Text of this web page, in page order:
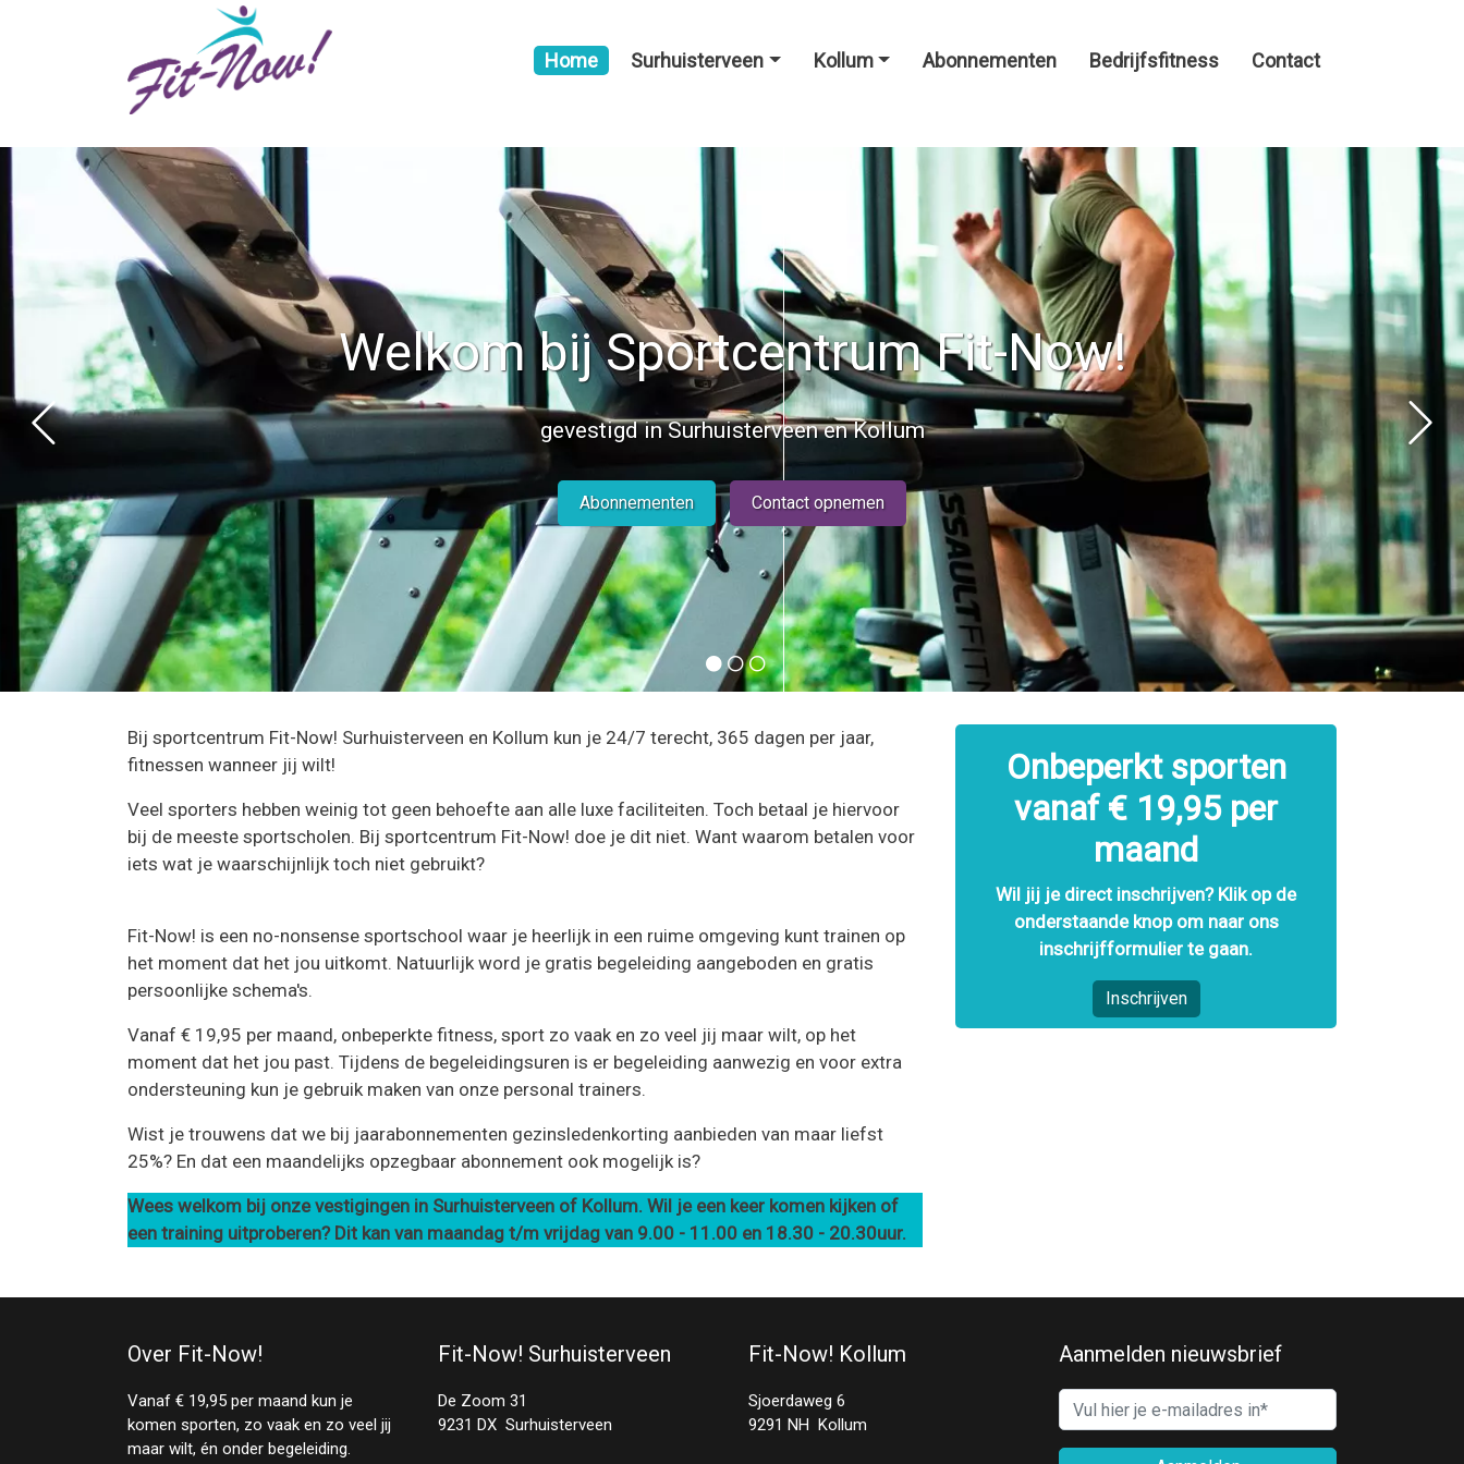
Home Surhuisterveen Kollum Abonnementen Bedrijfsfitness Contact
Welkom bij Sportcentrum Fit-Now!
gevestigd in Surhuisterveen en Kollum
Abonnementen Contact opnemen
Bij sportcentrum Fit-Now! Surhuisterveen en Kollum kun je 24/7 terecht, 365 dagen per jaar,
fitnessen wanneer jij wilt!
Veel sporters hebben weinig tot geen behoefte aan alle luxe faciliteiten. Toch betaal je hiervoor
bij de meeste sportscholen. Bij sportcentrum Fit-Now! doe je dit niet. Want waarom betalen voor
iets wat je waarschijnlijk toch niet gebruikt?
Fit-Now! is een no-nonsense sportschool waar je heerlijk in een ruime omgeving kunt trainen op
het moment dat het jou uitkomt. Natuurlijk word je gratis begeleiding aangeboden en gratis
persoonlijke schema's.
Vanaf € 19,95 per maand, onbeperkte fitness, sport zo vaak en zo veel jij maar wilt, op het
moment dat het jou past. Tijdens de begeleidingsuren is er begeleiding aanwezig en voor extra
ondersteuning kun je gebruik maken van onze personal trainers.
Wist je trouwens dat we bij jaarabonnementen gezinsledenkorting aanbieden van maar liefst
25%? En dat een maandelijks opzegbaar abonnement ook mogelijk is?
Wees welkom bij onze vestigingen in Surhuisterveen of Kollum. Wil je een keer komen kijken of
een training uitproberen? Dit kan van maandag t/m vrijdag van 9.00 - 11.00 en 18.30 - 20.30uur.
Onbeperkt sporten
vanaf € 19,95 per
maand
Wil jij je direct inschrijven? Klikop de
onderstaande knop om naar ons
inschrijfformulier te gaan.
Inschrijven
Over Fit-Now!
Vanaf € 19,95 per maand kun je
komen sporten, zo vaak en zo veel jij
maar wilt, én onder begeleiding.
Fit-Now! Surhuisterveen
De Zoom 31
9231 DX Surhuisterveen
Fit-Now! Kollum
Sjoerdaweg 6
9291 NH Kollum
Aanmelden nieuwsbrief